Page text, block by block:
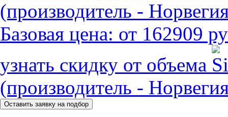
(производитель -
Базовая цена: от 162909
узнать скидку от объема
(производитель -